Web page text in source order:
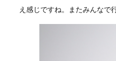
え感じですね。またみんなで